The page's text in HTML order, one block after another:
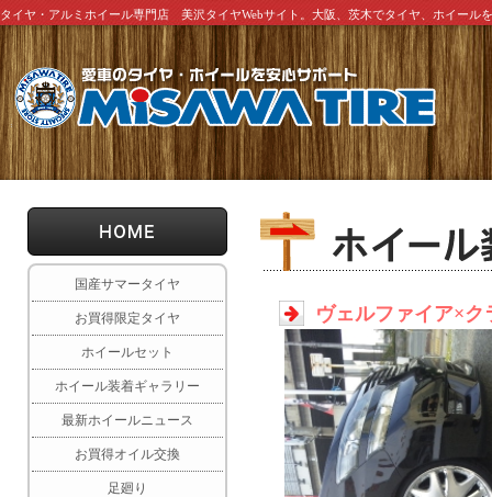
タイヤ・アルミホイール専門店 美沢タイヤWebサイト。大阪、茨木でタイヤ、ホイール
国産サマータイヤ
お買得限定タイヤ
ホイールセット
ホイール装着ギャラリー
最新ホイールニュース
お買得オイル交換
足廻り
ヴェルファイア×